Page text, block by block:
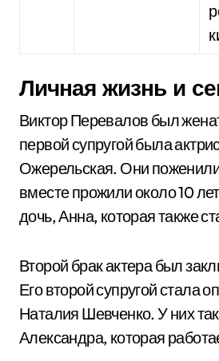
Личная жизнь и
Виктор Перевалов был
первой супругой была
Ожерельская. Они
вместе прожили около 10
дочь, Анна, которая также
Второй брак актера был
Его второй супругой стала
Наталия Шевченко. У них
Александра, которая